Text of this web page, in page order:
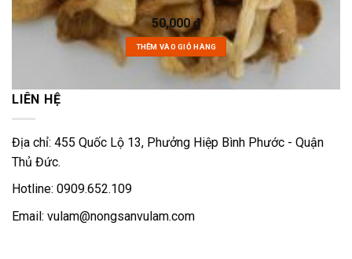
50,000₫
THÊM VÀO GIỎ HÀNG
LIÊN HỆ
Địa chỉ: 455 Quốc Lộ 13, Phưởng Hiệp Bình Phước - Quận
Thủ Đức.
Hotline: 0909.652.109
Email: vulam@nongsanvulam.com